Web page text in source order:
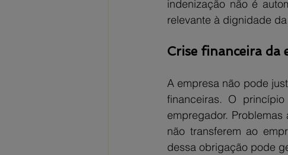
indenização não é
relevante à dignidade
Crise financeira da
A empresa não pode
financeiras. O
empregador.
não transferem ao
dessa obrigação pode